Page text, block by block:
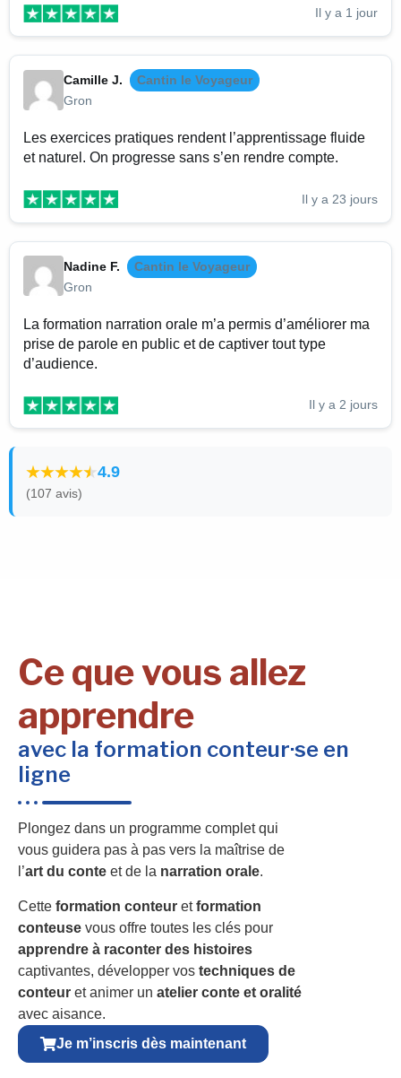
Il y a 1 jour
Camille J.
Cantin le Voyageur
Gron
Les exercices pratiques rendent l’apprentissage fluide
et naturel. On progresse sans s’en rendre compte.
Il y a 23 jours
Nadine F.
Cantin le Voyageur
Gron
La formation narration orale m’a permis d’améliorer ma
prise de parole en public et de captiver tout type
d’audience.
Il y a 2 jours
4.9
(107 avis)
Ce que vous allez
apprendre
avec la formation conteur·se en
ligne
Plongez dans un programme complet qui
vous guidera pas à pas vers la maîtrise de
l’art du conte et de la narration orale.
Cette formation conteur etformation
conteuse vous offre toutes les clés pour
apprendre à raconter des histoires
captivantes, développer vos techniques de
conteur et animer un atelier conte et oralité
avec aisance.
Je m’inscris dès maintenant